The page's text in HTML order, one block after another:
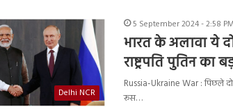
Delhi NCR
5 September 2024 - 2:58 PM
भारत के अलावा ये
राष्ट्रपति पुतिन का
Russia-Ukraine War : पिछले
रूस…